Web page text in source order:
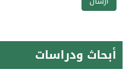
أبحاث ودراسات